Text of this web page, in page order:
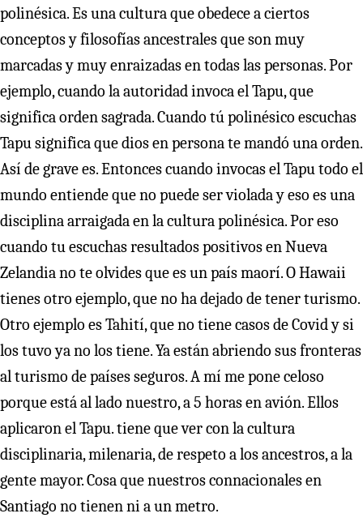
polinésica. Es una cultura que obedece a ciertos
conceptos y filosofías ancestrales que son muy
marcadas y muy enraizadas en todas las personas. Por
ejemplo, cuando la autoridad invoca el Tapu, que
significa orden sagrada. Cuando tú polinésico escuchas
Tapu significa que dios en persona te mandó una orden.
Así de grave es. Entonces cuando invocas el Tapu todo el
mundo entiende que no puede ser violada y eso es una
disciplina arraigada en la cultura polinésica. Por eso
cuando tu escuchas resultados positivos en Nueva
Zelandia no te olvides que es un país maorí. O Hawaii
tienes otro ejemplo, que no ha dejado de tener turismo.
Otro ejemplo es Tahití, que no tiene casos de Covid y si
los tuvo ya no los tiene. Ya están abriendo sus fronteras
al turismo de países seguros. A mí me pone celoso
porque está al lado nuestro, a 5 horas en avión. Ellos
aplicaron el Tapu. tiene que ver con la cultura
disciplinaria, milenaria, de respeto a los ancestros, a la
gente mayor. Cosa que nuestros connacionales en
Santiago no tienen ni a un metro.